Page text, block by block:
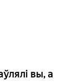
вы, а